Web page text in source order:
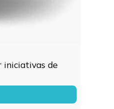
iniciativas de